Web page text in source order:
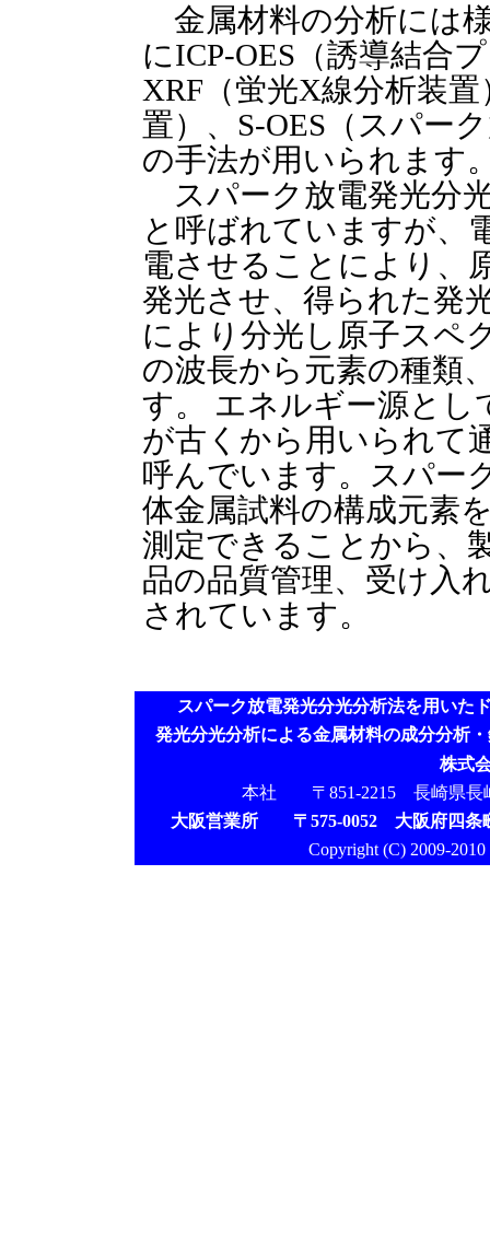
金属材料の分析には
にICP-OES（誘導結合
XRF（蛍光X線分析装
置）、S-OES（スパー
の手法が用いられます
スパーク放電発光分
と呼ばれていますが、
電させることにより、
発光させ、得られた発
により分光し原子スペ
の波長から元素の種類
す。 エネルギー源とし
が古くから用いられて
呼んでいます。スパー
体金属試料の構成元素
測定できることから、
品の品質管理、受け入
されています。
スパーク放電発光分光分析法を用いた
発光分光分析による金属材料の成分分析・
株式
本社 〒851-2215 長崎県長
大阪営業所 〒575-0052 大阪府四条
Copyright (C) 2009-